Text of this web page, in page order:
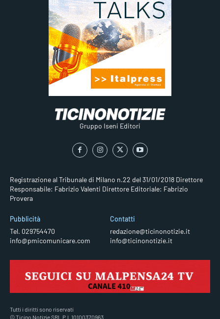
Gruppo Iseni Editori
Registrazione al Tribunale di Milano n.22 del 31/01/2018 Direttore
Responsabile: Fabrizio Valenti Direttore Editoriale: Fabrizio
Provera
Pubblicità
Tel. 029754470
info@pmicomunicare.com
Contatti
redazione@ticinonotizie.it
info@ticinonotizie.it
Tutti i diritti sono riservati
© Ticino Notizie SRL P.I. 10100370963